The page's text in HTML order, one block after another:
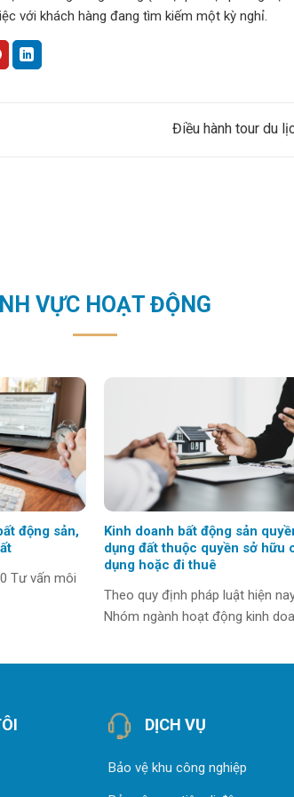
với khách hàng đang tìm kiếm một kỳ nghỉ.
Điều hành tour du
VỰC HOẠT ĐỘNG
động sản,
Tư vấn môi
Kinh doanh bất động sản
dụng đất thuộc quyền sở hữu
dụng hoặc đi thuê
Theo quy định pháp luật hiện
Nhóm ngành hoạt động kinh
DỊCH VỤ
Bảo vệ khu công nghiệp